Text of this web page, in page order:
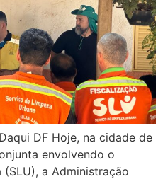
DF Hoje, na cidade de
envolvendo o
a Administração